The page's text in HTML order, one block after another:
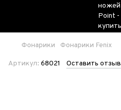
Фонарики Фонарики Fenix
Артикул: 68021 Оставить отзыв